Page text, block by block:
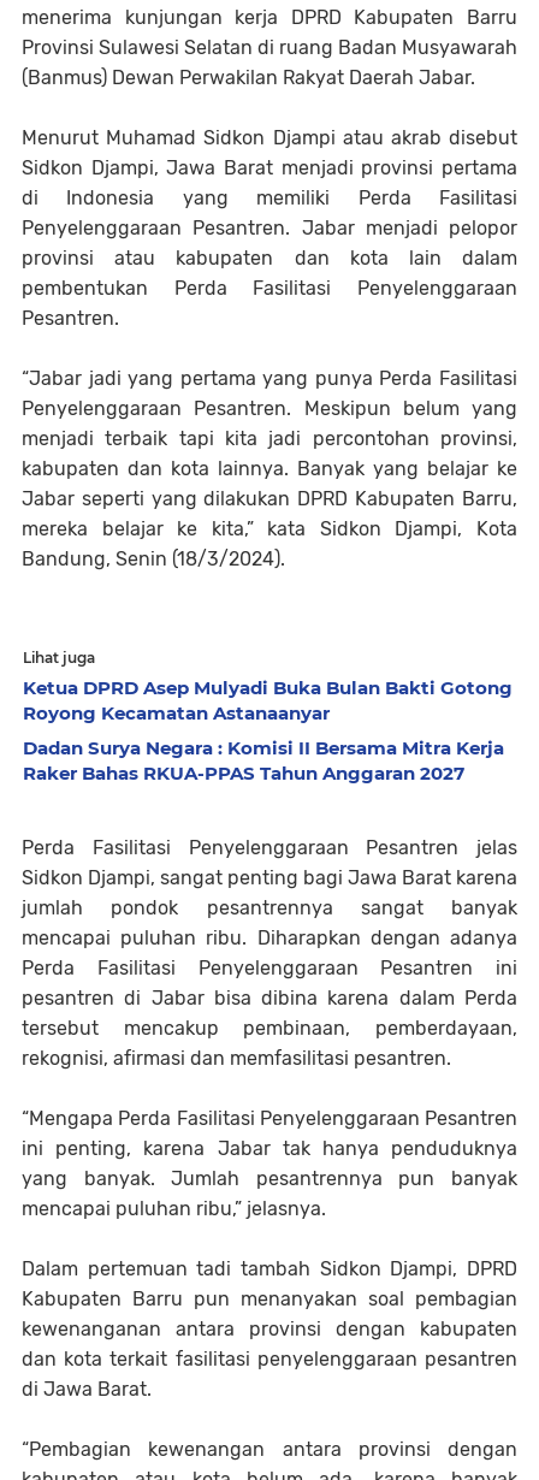
menerima kunjungan kerja DPRD Kabupaten Barru
Provinsi Sulawesi Selatan di ruang Badan Musyawarah
(Banmus) Dewan Perwakilan Rakyat Daerah Jabar.
Menurut Muhamad Sidkon Djampi atau akrab disebut
Sidkon Djampi, Jawa Barat menjadi provinsi pertama
di Indonesia yang memiliki Perda Fasilitasi
Penyelenggaraan Pesantren. Jabar menjadi pelopor
provinsi atau kabupaten dan kota lain dalam
pembentukan Perda Fasilitasi Penyelenggaraan
Pesantren.
“Jabar jadi yang pertama yang punya Perda Fasilitasi
Penyelenggaraan Pesantren. Meskipun belum yang
menjadi terbaik tapi kita jadi percontohan provinsi,
kabupaten dan kota lainnya. Banyak yang belajar ke
Jabar seperti yang dilakukan DPRD Kabupaten Barru,
mereka belajar ke kita,” kata Sidkon Djampi, Kota
Bandung, Senin (18/3/2024).
Lihat juga
Ketua DPRD Asep Mulyadi Buka Bulan Bakti Gotong
Royong Kecamatan Astanaanyar
Dadan Surya Negara : Komisi II Bersama Mitra Kerja
Raker Bahas RKUA-PPAS Tahun Anggaran 2027
Perda Fasilitasi Penyelenggaraan Pesantren jelas
Sidkon Djampi, sangat penting bagi Jawa Barat karena
jumlah pondok pesantrennya sangat banyak
mencapai puluhan ribu. Diharapkan dengan adanya
Perda Fasilitasi Penyelenggaraan Pesantren ini
pesantren di Jabar bisa dibina karena dalam Perda
tersebut mencakup pembinaan, pemberdayaan,
rekognisi, afirmasi dan memfasilitasi pesantren.
“Mengapa Perda Fasilitasi Penyelenggaraan Pesantren
ini penting, karena Jabar tak hanya penduduknya
yang banyak. Jumlah pesantrennya pun banyak
mencapai puluhan ribu,” jelasnya.
Dalam pertemuan tadi tambah Sidkon Djampi, DPRD
Kabupaten Barru pun menanyakan soal pembagian
kewenanganan antara provinsi dengan kabupaten
dan kota terkait fasilitasi penyelenggaraan pesantren
di Jawa Barat.
“Pembagian kewenangan antara provinsi dengan